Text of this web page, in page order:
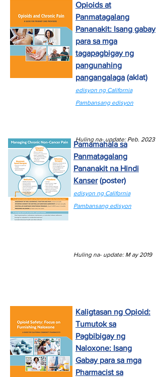
Opioids at
Panmatagalang
Pananakit: Isang gabay
para sa mga
tagapagbigay ng
pangunahing
pangangalaga (aklat)
edisyon ng California
Pambansang edisyon
Huling na- update: Peb. 2023
Pamamahala sa
Panmatagalang
Pananakit na Hindi
Kanser(poster)
edisyon ng California
Pambansang edisyon
Huling na- update: M ay 2019
Kaligtasan ng Opioid:
Tumutok sa
Pagbibigay ng
Naloxone: Isang
Gabay para sa mga
Pharmacist sa